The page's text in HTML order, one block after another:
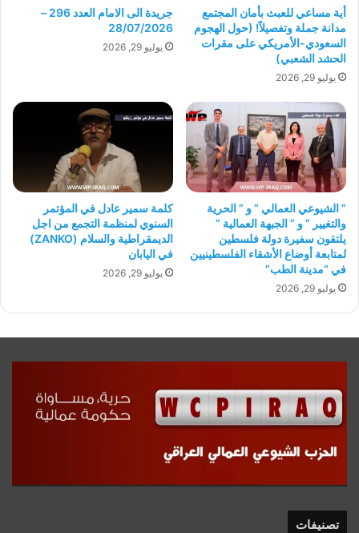
أية مساعي للعبث بأمان المجتمع
مدانة جملة وتفصيلاً! (حول الهجوم
السعودي-الأمريكي على مقرات
الحشد الشعبي)
يوليو 29, 2026
جريدة الى الامام العدد 296 –
28/07/2026
يوليو 29, 2026
” الشيوعي العمالي ” و ” الحرية
والتغيير ” و ” الجبهة العمالية ”
يلتقون سفيرة دولة فلسطين
لمتابعة أوضاع الأشقاء الفلسطينيين
في “مدينة الطب”
يوليو 29, 2026
كلمة سمير عادل في المؤتمر
السنوي لمنظمة التجمع من اجل
الديمقراطية والسلام (ZANKO)
في اليابان
يوليو 29, 2026
تصنيفات